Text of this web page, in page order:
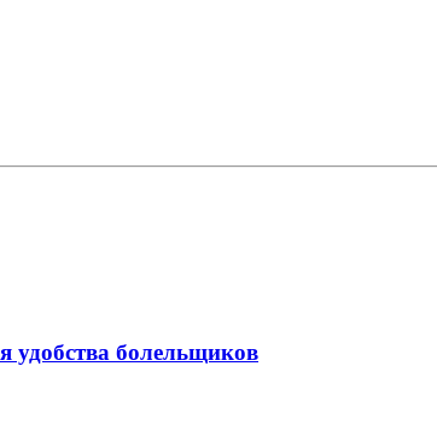
удобства болельщиков